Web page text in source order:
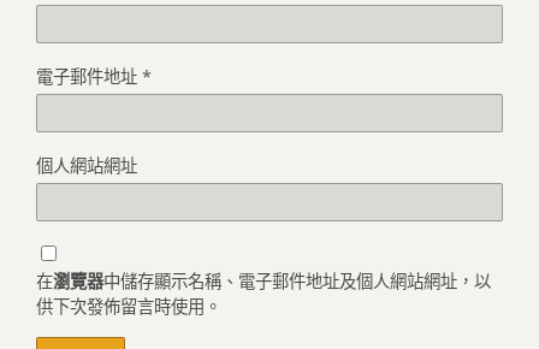
電子郵件地址 *
個人網站網址
在瀏覽器中儲存顯示名稱、電子郵件地址及個人網站網址，以
供下次發佈留言時使用。